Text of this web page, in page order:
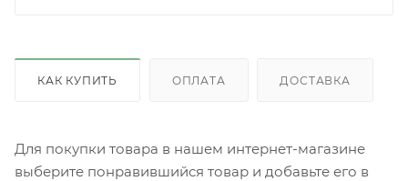
КАК КУПИТЬ ОПЛАТА ДОСТАВКА
Для покупки товара в нашем интернет-магазине
выберите понравившийся товар и добавьте его в